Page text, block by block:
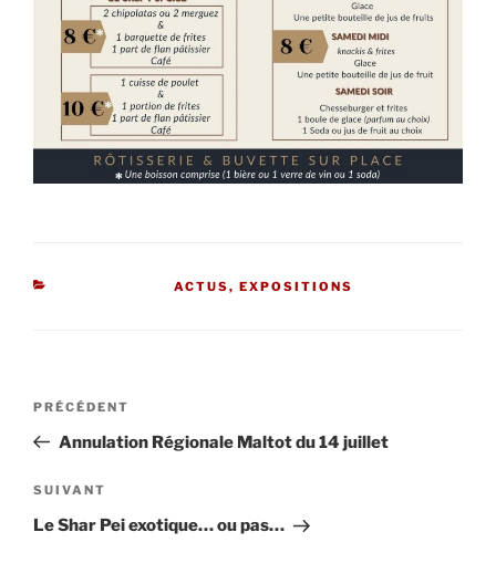
CATÉGORIES
ACTUS, EXPOSITIONS
Navigation
de
l’article
Article
précédent
PRÉCÉDENT
Annulation Régionale Maltot du 14 juillet
Article
suivant
SUIVANT
Le Shar Pei exotique… ou pas…